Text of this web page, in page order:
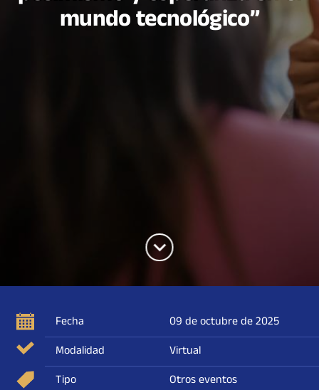
mundo tecnológico”
Fecha
09 de octubre de 2025
Modalidad
Virtual
Tipo
Otros eventos